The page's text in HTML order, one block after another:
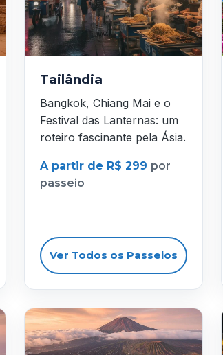
Tailândia
Bangkok, Chiang Mai e o
Festival das Lanternas: um
roteiro fascinante pela Ásia.
A partir de R$ 299 por
passeio
Ver Todos os Passeios